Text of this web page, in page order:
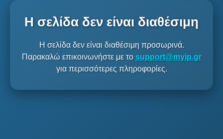
Η σελίδα δεν είναι διαθέσιμη
Η σελίδα δεν είναι διαθέσιμη προσωρινά.
Παρακαλώ επικοινωνήστε με το support@myip.gr
για περισσότερες πληροφορίες.